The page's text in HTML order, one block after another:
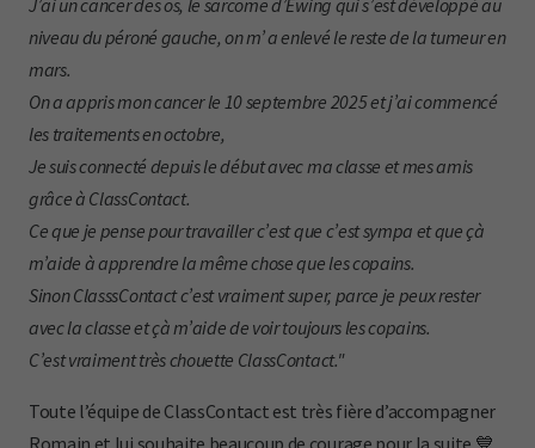
niveau du péroné gauche, on m’ a enlevé le reste de la tumeur en
mars.
On a appris mon cancer le 10 septembre 2025 et j’ai commencé
les traitements en octobre,
Je suis connecté depuis le début avec ma classe et mes amis
grâce à ClassContact.
Ce que je pense pour travailler c’est que c’est sympa et que çà
m’aide à apprendre la même chose que les copains.
Sinon ClasssContact c’est vraiment super, parce je peux rester
avec la classe et çà m’aide de voir toujours les copains.
C’est vraiment très chouette ClassContact."
Toute l’équipe de ClassContact est très fière d’accompagner
Romain et lui souhaite beaucoup de courage pour la suite 💙